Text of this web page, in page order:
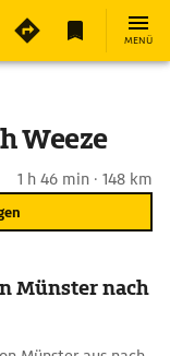
MENÜ
Weeze
1 h 46 min · 148 km
Münster nach